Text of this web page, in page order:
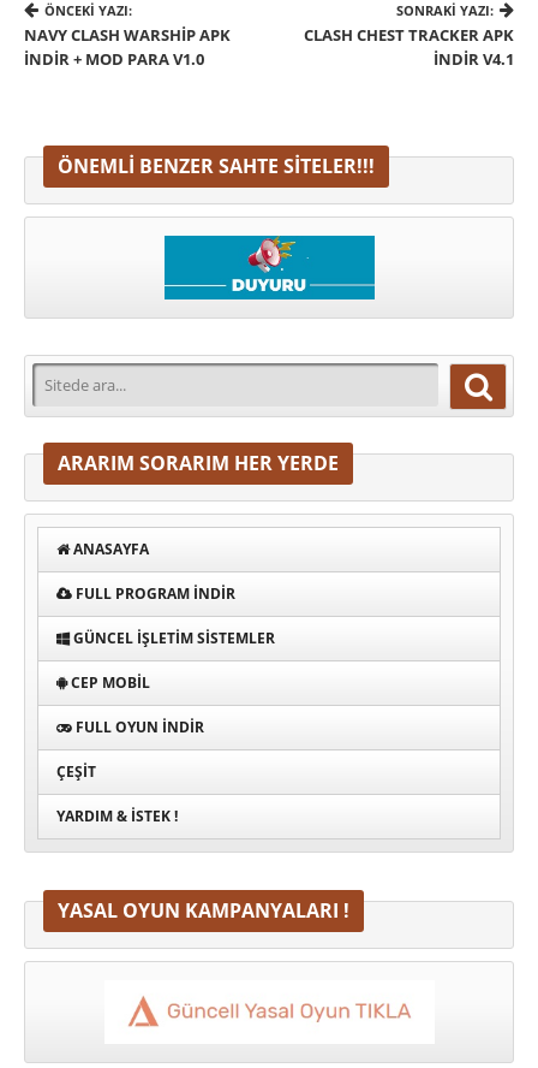
ÖNCEKI YAZI:
NAVY CLASH WARSHIP APK
İNDIR + MOD PARA V1.0
SONRAKI YAZI:
CLASH CHEST TRACKER APK
İNDIR V4.1
ÖNEMLI BENZER SAHTE SITELER!!!
ARARIM SORARIM HER YERDE
ANASAYFA
FULL PROGRAM INDIR
GÜNCEL İŞLETIM SISTEMLER
CEP MOBIL
FULL OYUN İNDIR
ÇEŞIT
YARDIM & İSTEK !
YASAL OYUN KAMPANYALARI !